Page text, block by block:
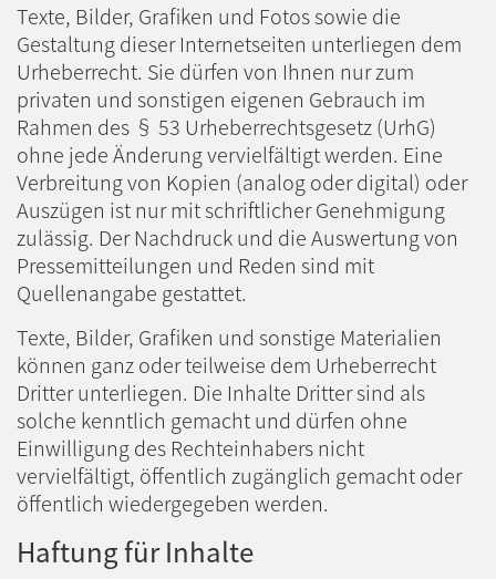
Texte, Bilder, Grafiken und Fotos sowie die
Gestaltung dieser Internetseiten unterliegen dem
Urheberrecht. Sie dürfen von Ihnen nur zum
privaten und sonstigen eigenen Gebrauch im
Rahmen des § 53 Urheberrechtsgesetz (UrhG)
ohne jede Änderung vervielfältigt werden. Eine
Verbreitung von Kopien (analog oder digital) oder
Auszügen ist nur mit schriftlicher Genehmigung
zulässig. Der Nachdruck und die Auswertung von
Pressemitteilungen und Reden sind mit
Quellenangabe gestattet.
Texte, Bilder, Grafiken und sonstige Materialien
können ganz oder teilweise dem Urheberrecht
Dritter unterliegen. Die Inhalte Dritter sind als
solche kenntlich gemacht und dürfen ohne
Einwilligung des Rechteinhabers nicht
vervielfältigt, öffentlich zugänglich gemacht oder
öffentlich wiedergegeben werden.
Haftung für Inhalte